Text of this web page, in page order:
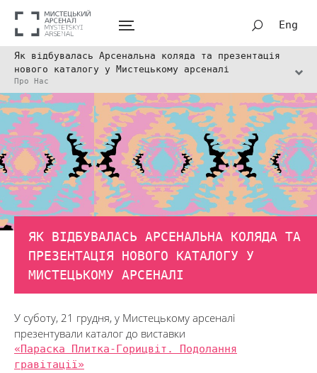
Eng
Як відбувалась Арсенальна коляда та презентація
нового каталогу у Мистецькому арсеналі
Про Нас
ЯК ВІДБУВАЛАСЬ АРСЕНАЛЬНА КОЛЯДА ТА
ПРЕЗЕНТАЦІЯ НОВОГО КАТАЛОГУ У
МИСТЕЦЬКОМУ АРСЕНАЛІ
У суботу, 21 грудня, у Мистецькому арсеналі
презентували каталог до виставки
«Параска Плитка-Горицвіт. Подолання
гравітації»